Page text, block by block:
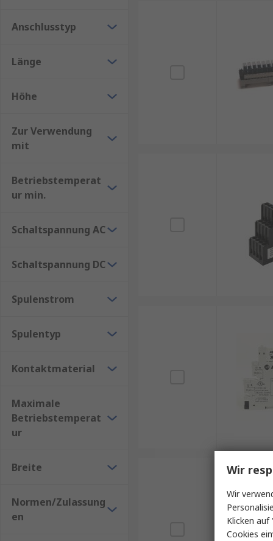
Anschlusstyp
Länge
Höhe
Zur Verwendung
mit
Betriebstemperat
ur min.
Schaltspannung AC
Schaltspannung DC
Spulenstrom
Spulentyp
Kontaktmaterial
Maximale
Betriebstemperat
ur
Breite
Normen/Zulassung
en
Wir
Wir
Klicken
Cookies